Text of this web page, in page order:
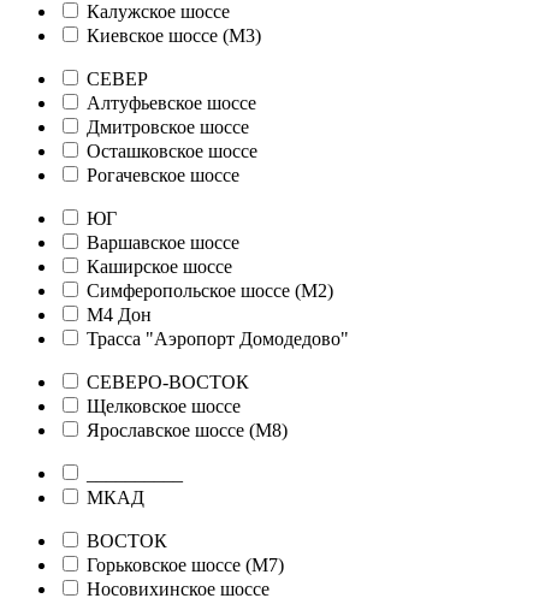
Калужское шоссе
Киевское шоссе (М3)
СЕВЕР
Алтуфьевское шоссе
Дмитровское шоссе
Осташковское шоссе
Рогачевское шоссе
ЮГ
Варшавское шоссе
Каширское шоссе
Симферопольское шоссе (М2)
М4 Дон
Трасса "Аэропорт Домодедово"
СЕВЕРО-ВОСТОК
Щелковское шоссе
Ярославское шоссе (М8)
МКАД
ВОСТОК
Горьковское шоссе (М7)
Носовихинское шоссе